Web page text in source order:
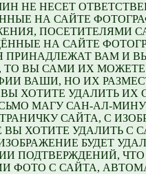
НЕ НЕСЕТ
НА САЙТЕ
ПОСЕТИТЕЛЯМИ
НА САЙТЕ
ПРИНАДЛЕЖАТ ВАМ И
ТО ВЫ САМИ ИХ МОЖЕТЕ
ВАШИ, НО ИХ
ХОТИТЕ УДАЛИТЬ ИХ
МАГУ САН-АЛ-
САЙТА, С
ВЫ ХОТИТЕ УДАЛИТЬ С
БУДЕТ
ПОДТВЕРЖДЕНИЙ,
ФОТО С САЙТА,